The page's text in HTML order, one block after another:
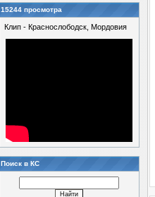
15244 просмотра
Клип - Краснослободск, Мордовия
Поиск в КС